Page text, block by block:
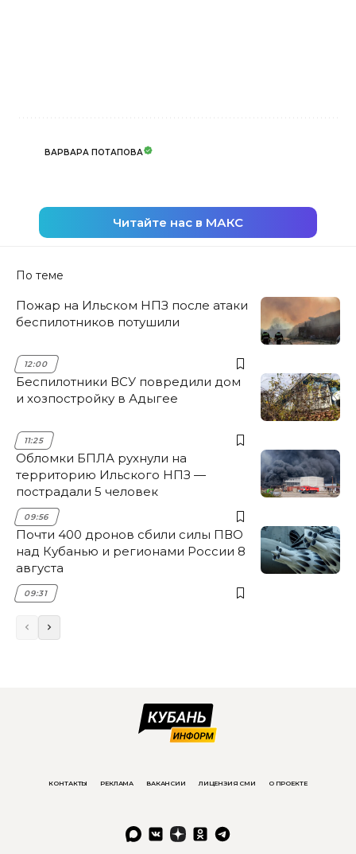
ВАРВАРА ПОТАПОВА
Читайте нас в МАКС
По теме
Пожар на Ильском НПЗ после атаки
беспилотников потушили
12:00
Беспилотники ВСУ повредили дом
и хозпостройку в Адыгее
11:25
Обломки БПЛА рухнули на
территорию Ильского НПЗ —
пострадали 5 человек
09:56
Почти 400 дронов сбили силы ПВО
над Кубанью и регионами России 8
августа
09:31
КОНТАКТЫ РЕКЛАМА ВАКАНСИИ ЛИЦЕНЗИЯ СМИ О ПРОЕКТЕ